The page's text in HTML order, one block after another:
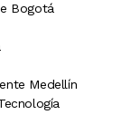
Bogotá
Medellín